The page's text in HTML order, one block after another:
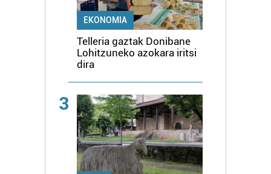
EKONOMIA
Telleria gaztak Donibane
Lohitzuneko azokara iritsi
dira
3